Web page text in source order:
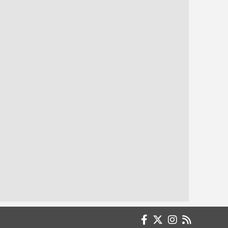
Doç. Dr. Rasih ERKUL
“DEMİRCİ” İSMİNE GELİNCE…